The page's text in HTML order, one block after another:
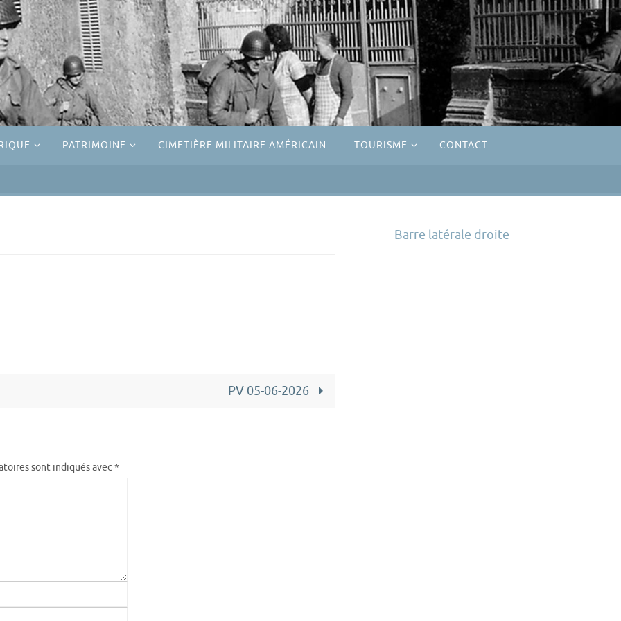
PATRIMOINE CIMETIÈRE MILITAIRE AMÉRICAIN TOURISME CONTACT
PV 05-06-2026
sont indiqués avec *
Barre latérale droite